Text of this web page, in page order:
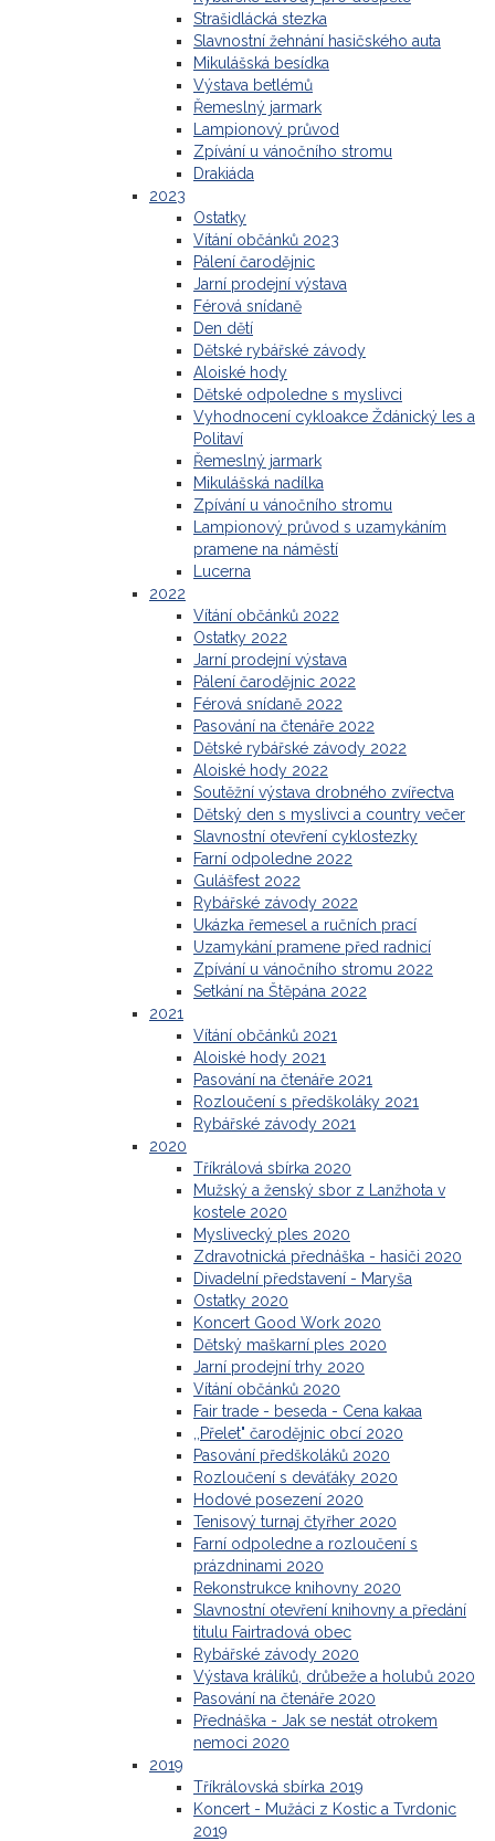
Strašidlácká stezka
Slavnostní žehnání hasičského auta
Mikulášská besídka
Výstava betlémů
Řemeslný jarmark
Lampionový průvod
Zpívání u vánočního stromu
Drakiáda
2023
Ostatky
Vítání občánků 2023
Pálení čarodějnic
Jarní prodejní výstava
Férová snídaně
Den dětí
Dětské rybářské závody
Aloiské hody
Dětské odpoledne s myslivci
Vyhodnocení cykloakce Ždánický les a
Politaví
Řemeslný jarmark
Mikulášská nadílka
Zpívání u vánočního stromu
Lampionový průvod s uzamykáním
pramene na náměstí
Lucerna
2022
Vítání občánků 2022
Ostatky 2022
Jarní prodejní výstava
Pálení čarodějnic 2022
Férová snídaně 2022
Pasování na čtenáře 2022
Dětské rybářské závody 2022
Aloiské hody 2022
Soutěžní výstava drobného zvířectva
Dětský den s myslivci a country večer
Slavnostní otevření cyklostezky
Farní odpoledne 2022
Gulášfest 2022
Rybářské závody 2022
Ukázka řemesel a ručních prací
Uzamykání pramene před radnicí
Zpívání u vánočního stromu 2022
Setkání na Štěpána 2022
2021
Vítání občánků 2021
Aloiské hody 2021
Pasování na čtenáře 2021
Rozloučení s předškoláky 2021
Rybářské závody 2021
2020
Tříkrálová sbírka 2020
Mužský a ženský sbor z Lanžhota v
kostele 2020
Myslivecký ples 2020
Zdravotnická přednáška - hasiči 2020
Divadelní představení - Maryša
Ostatky 2020
Koncert Good Work 2020
Dětský maškarní ples 2020
Jarní prodejní trhy 2020
Vítání občánků 2020
Fair trade - beseda - Cena kakaa
,,Přelet" čarodějnic obcí 2020
Pasování předškoláků 2020
Rozloučení s deváťáky 2020
Hodové posezení 2020
Tenisový turnaj čtyřher 2020
Farní odpoledne a rozloučení s
prázdninami 2020
Rekonstrukce knihovny 2020
Slavnostní otevření knihovny a předání
titulu Fairtradová obec
Rybářské závody 2020
Výstava králíků, drůbeže a holubů 2020
Pasování na čtenáře 2020
Přednáška - Jak se nestát otrokem
nemoci 2020
2019
Tříkrálovská sbírka 2019
Koncert - Mužáci z Kostic a Tvrdonic
2019